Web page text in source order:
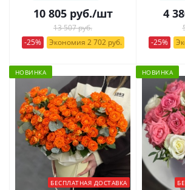
10 805руб./шт
13 507 руб.
-25%
Экономия 2 702 руб.
4
-25%
НОВИНКА
БЕСПЛАТНАЯ ДОСТАВКА
НОВИНКА